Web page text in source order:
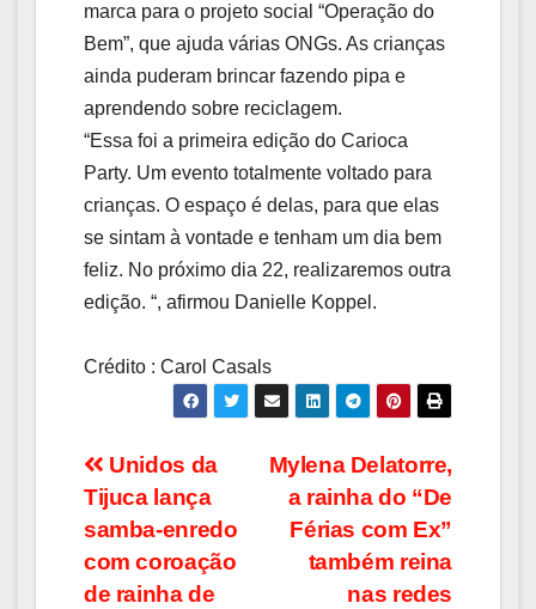
marca para o projeto social “Operação do
Bem”, que ajuda várias ONGs. As crianças
ainda puderam brincar fazendo pipa e
aprendendo sobre reciclagem.
“Essa foi a primeira edição do Carioca
Party. Um evento totalmente voltado para
crianças. O espaço é delas, para que elas
se sintam à vontade e tenham um dia bem
feliz. No próximo dia 22, realizaremos outra
edição. “, afirmou Danielle Koppel.
Crédito : Carol Casals
Navegação
de
Post
Mylena Delatorre,
a rainha do “De
Férias com Ex”
também reina
nas redes
Unidos da
Tijuca lança
samba-enredo
com coroação
de rainha de